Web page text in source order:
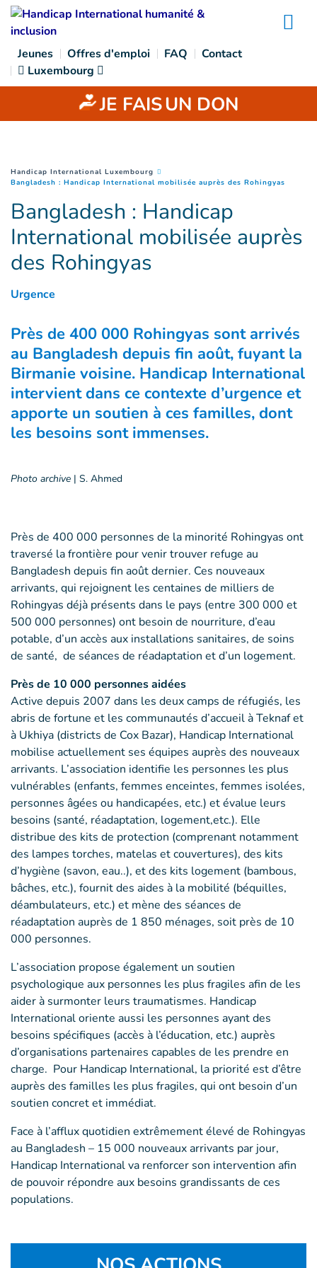
Goto main content
Jeunes Offres d'emploi FAQ
Contact
Luxembourg
JE FAISUN DON
You are here :
Handicap International Luxembourg
Bangladesh : Handicap International mobilisée auprès des Rohingyas
Bangladesh : Handicap
International mobilisée auprès
des Rohingyas
Urgence
Près de 400 000 Rohingyas sont arrivés
au Bangladesh depuis fin août, fuyant la
Birmanie voisine. Handicap International
intervient dans ce contexte d’urgence et
apporte un soutien à ces familles, dont
les besoins sont immenses.
Photo archive | S. Ahmed
Près de 400 000 personnes de la minorité Rohingyas ont
traversé la frontière pour venir trouver refuge au
Bangladesh depuis fin août dernier. Ces nouveaux
arrivants, qui rejoignent les centaines de milliers de
Rohingyas déjà présents dans le pays (entre 300 000 et
500 000 personnes) ont besoin de nourriture, d’eau
potable, d’un accès aux installations sanitaires, de soins
de santé, de séances de réadaptation et d’un logement.
Près de 10 000 personnes aidées
Active depuis 2007 dans les deux camps de réfugiés, les
abris de fortune et les communautés d’accueil à Teknaf et
à Ukhiya (districts de Cox Bazar), Handicap International
mobilise actuellement ses équipes auprès des nouveaux
arrivants. L’association identifie les personnes les plus
vulnérables (enfants, femmes enceintes, femmes isolées,
personnes âgées ou handicapées, etc.) et évalue leurs
besoins (santé, réadaptation, logement,etc.). Elle
distribue des kits de protection (comprenant notamment
des lampes torches, matelas et couvertures), des kits
d’hygiène (savon, eau..), et des kits logement (bambous,
bâches, etc.), fournit des aides à la mobilité (béquilles,
déambulateurs, etc.) et mène des séances de
réadaptation auprès de 1 850 ménages, soit près de 10
000 personnes.
L’association propose également un soutien
psychologique aux personnes les plus fragiles afin de les
aider à surmonter leurs traumatismes. Handicap
International oriente aussi les personnes ayant des
besoins spécifiques (accès à l’éducation, etc.) auprès
d’organisations partenaires capables de les prendre en
charge. Pour Handicap International, la priorité est d’être
auprès des familles les plus fragiles, qui ont besoin d’un
soutien concret et immédiat.
Face à l’afflux quotidien extrêmement élevé de Rohingyas
au Bangladesh – 15 000 nouveaux arrivants par jour,
Handicap International va renforcer son intervention afin
de pouvoir répondre aux besoins grandissants de ces
populations.